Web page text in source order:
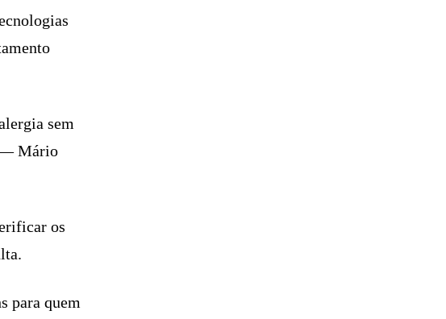
sem
— Mário
os
para quem